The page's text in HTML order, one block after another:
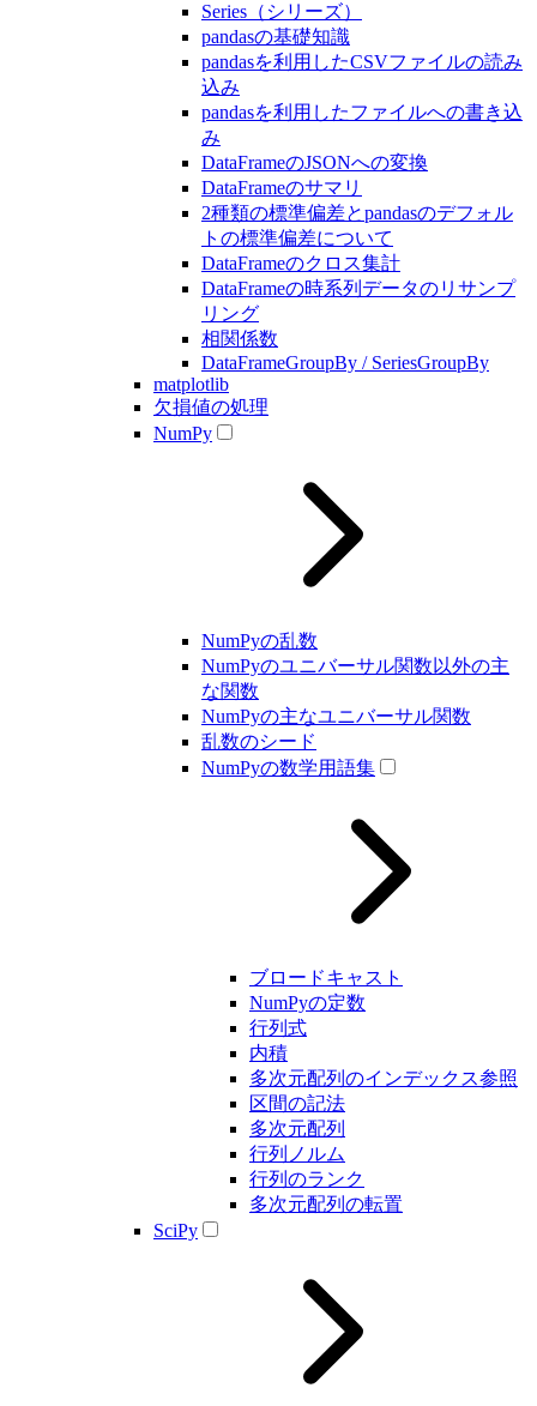
Series（シリーズ）
pandasの基礎知識
pandasを利用したCSVファイルの読み
込み
pandasを利用したファイルへの書き込
み
DataFrameのJSONへの変換
DataFrameのサマリ
2種類の標準偏差とpandasのデフォル
トの標準偏差について
DataFrameのクロス集計
DataFrameの時系列データのリサンプ
リング
相関係数
DataFrameGroupBy / SeriesGroupBy
matplotlib
欠損値の処理
NumPy
NumPyの乱数
NumPyのユニバーサル関数以外の主
な関数
NumPyの主なユニバーサル関数
乱数のシード
NumPyの数学用語集
ブロードキャスト
NumPyの定数
行列式
内積
多次元配列のインデックス参照
区間の記法
多次元配列
行列ノルム
行列のランク
多次元配列の転置
SciPy